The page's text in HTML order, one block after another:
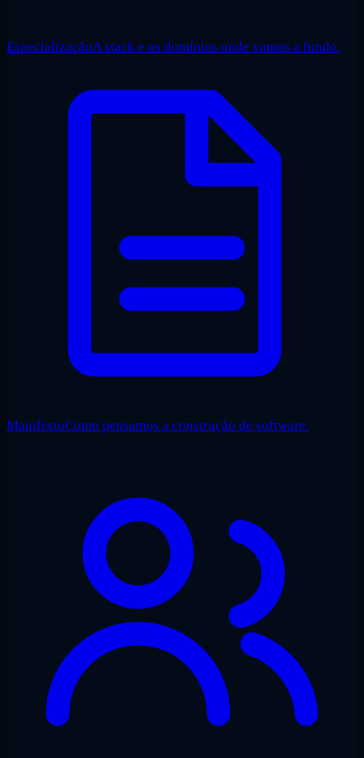
EspecializaçãoA stack e os domínios onde vamos a fundo.
ManifestoComo pensamos a construção de software.